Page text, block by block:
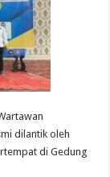
dilantik oleh
di Gedung